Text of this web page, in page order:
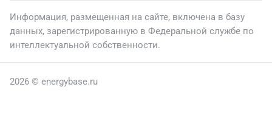
Информация, размещенная на сайте, включена в базу
данных, зарегистрированную в Федеральной службе по
интеллектуальной собственности.
2026 © energybase.ru